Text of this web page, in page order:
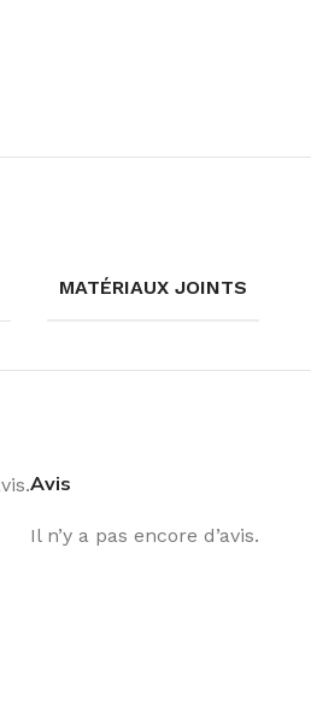
MATÉRIAUX JOINTS
Avis
Il n’y a pas encore d’avis.